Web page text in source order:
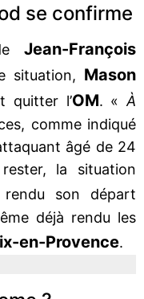
se confirme
Jean-François
situation, Mason
quitter l’OM. «À
comme indiqué
âgé de 24
la situation
son départ
déjà rendu les
en-Provence.